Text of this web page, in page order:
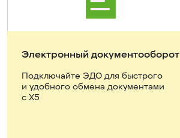
Электронный документооборот
Подключайте ЭДО для быстрого
и удобного обмена документами
с X5